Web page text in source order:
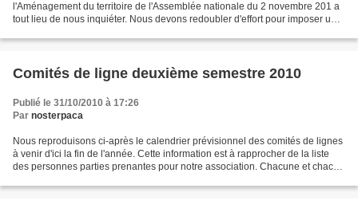
l'Aménagement du territoire de l'Assemblée nationale du 2 novembre 201 a
tout lieu de nous inquiéter. Nous devons redoubler d'effort pour imposer un
Comités de ligne deuxième semestre 2010
Publié le 31/10/2010 à 17:26
Par nosterpaca
Nous reproduisons ci-après le calendrier prévisionnel des comités de lignes
à venir d'ici la fin de l'année. Cette information est à rapprocher de la liste
des personnes parties prenantes pour notre association. Chacune et chacun